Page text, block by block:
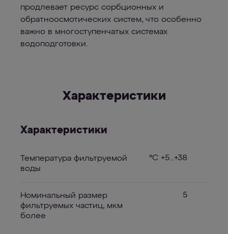
продлевает ресурс сорбционных и
обратноосмотических систем, что особенно
важно в многоступенчатых системах
водоподготовки.
Характеристики
Характеристики
Температура фильтруемой
воды
°С +5...+38
Номинальный размер
фильтруемых частиц, мкм
более
5